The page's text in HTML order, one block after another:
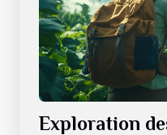
Exploration